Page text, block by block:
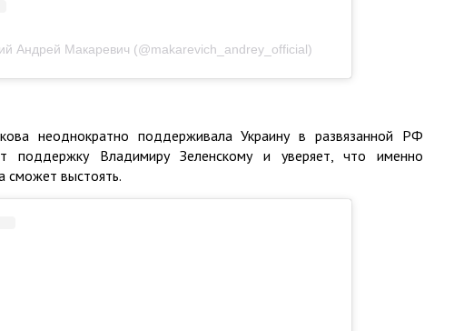
Андрей Макаревич (@makarevich_andrey_official)
неоднократно поддерживала Украину в развязанной РФ
поддержку Владимиру Зеленскому и уверяет, что именно
сможет выстоять.